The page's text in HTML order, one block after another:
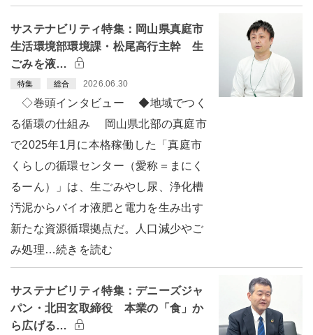
サステナビリティ特集：岡山県真庭市
生活環境部環境課・松尾高行主幹 生
ごみを液…
特集 総合 2026.06.30
◇巻頭インタビュー ◆地域でつく
る循環の仕組み 岡山県北部の真庭市
で2025年1月に本格稼働した「真庭市
くらしの循環センター（愛称＝まにく
るーん）」は、生ごみやし尿、浄化槽
汚泥からバイオ液肥と電力を生み出す
新たな資源循環拠点だ。人口減少やご
み処理…続きを読む
サステナビリティ特集：デニーズジャ
パン・北田玄取締役 本業の「食」か
ら広げる…